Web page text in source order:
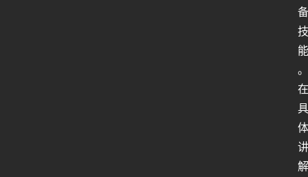
备
技
能
。
在
具
体
讲
解